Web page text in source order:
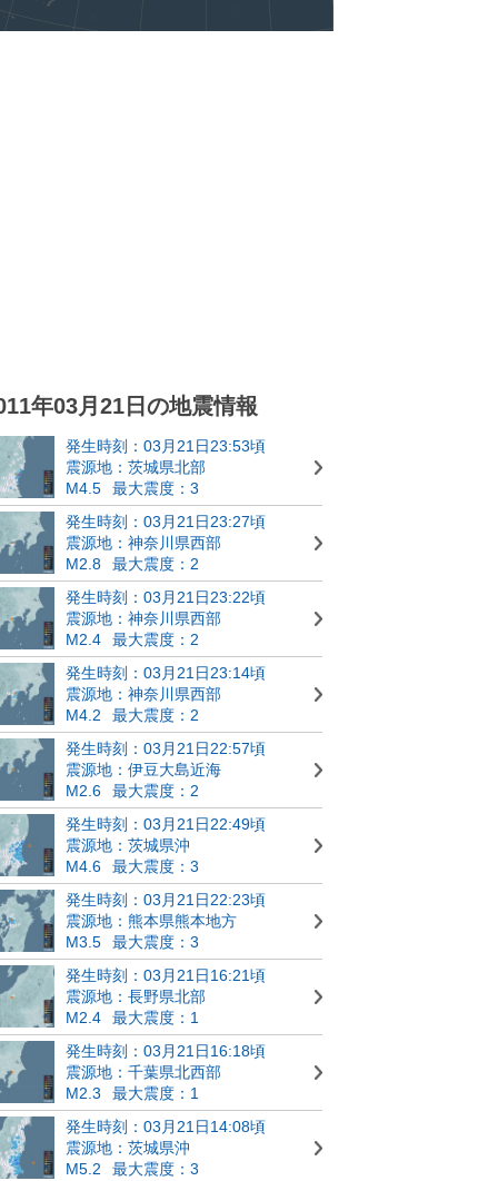
年03月21日の地震情報
発生時刻：03月21日23:53頃
震源地：茨城県北部
M4.5
最大震度：3
発生時刻：03月21日23:27頃
震源地：神奈川県西部
M2.8
最大震度：2
発生時刻：03月21日23:22頃
震源地：神奈川県西部
M2.4
最大震度：2
発生時刻：03月21日23:14頃
震源地：神奈川県西部
M4.2
最大震度：2
発生時刻：03月21日22:57頃
震源地：伊豆大島近海
M2.6
最大震度：2
発生時刻：03月21日22:49頃
震源地：茨城県沖
M4.6
最大震度：3
発生時刻：03月21日22:23頃
震源地：熊本県熊本地方
M3.5
最大震度：3
発生時刻：03月21日16:21頃
震源地：長野県北部
M2.4
最大震度：1
発生時刻：03月21日16:18頃
震源地：千葉県北西部
M2.3
最大震度：1
発生時刻：03月21日14:08頃
震源地：茨城県沖
M5.2
最大震度：3